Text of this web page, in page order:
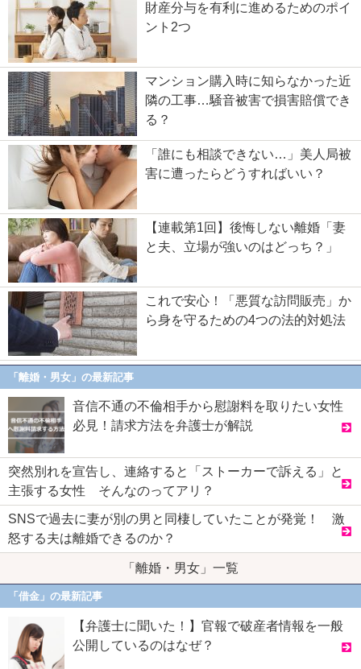
財産分与を有利に進めるためのポイ
ント2つ
マンション購入時に知らなかった近
隣の工事…騒音被害で損害賠償でき
る？
「誰にも相談できない…」美人局被
害に遭ったらどうすればいい？
【連載第1回】後悔しない離婚「妻
と夫、立場が強いのはどっち？」
これで安心！「悪質な訪問販売」か
ら身を守るための4つの法的対処法
「離婚・男女」の最新記事
音信不通の不倫相手から慰謝料を取りたい女性
必見！請求方法を弁護士が解説
突然別れを宣告し、連絡すると「ストーカーで訴える」と
主張する女性 そんなのってアリ？
SNSで過去に妻が別の男と同棲していたことが発覚！ 激
怒する夫は離婚できるのか？
「離婚・男女」一覧
「借金」の最新記事
【弁護士に聞いた！】官報で破産者情報を一般
公開しているのはなぜ？